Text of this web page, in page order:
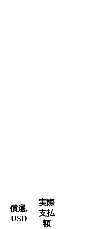
償還,
USD
実際
支払
額